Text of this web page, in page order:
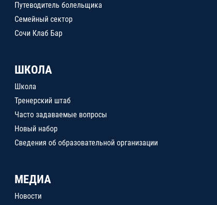
Путеводитель болельщика
Семейный сектор
Сочи Клаб Бар
ШКОЛА
Школа
Тренерский штаб
Часто задаваемые вопросы
Новый набор
Сведения об образовательной организации
МЕДИА
Новости